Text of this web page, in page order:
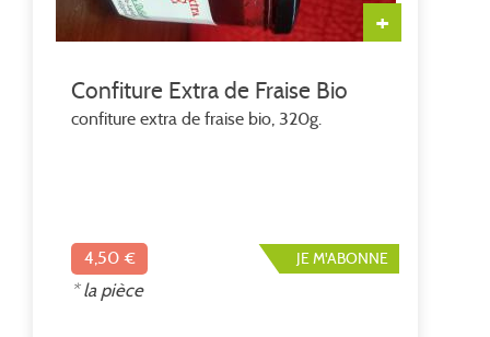
+
Confiture Extra de Fraise Bio
confiture extra de fraise bio, 320g.
JE M'ABONNE
4,50 €
* la pièce